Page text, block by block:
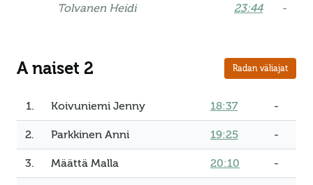
Tolvanen Heidi 23:44 -
A naiset 2 Radan väliajat
1. Koivuniemi Jenny 18:37 -
2. Parkkinen Anni 19:25 -
3. Määttä Malla 20:10 -